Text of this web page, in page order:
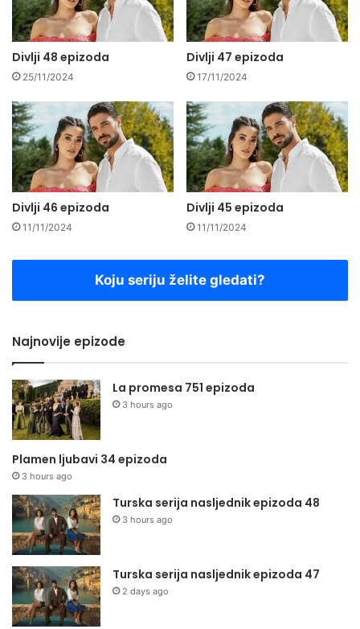
Divlji 48 epizoda
25/11/2024
Divlji 47 epizoda
17/11/2024
Divlji 46 epizoda
11/11/2024
Divlji 45 epizoda
11/11/2024
Koju seriju želite gledati?
Najnovije epizode
La promesa 751 epizoda
3 hours ago
Plamen ljubavi 34 epizoda
3 hours ago
Turska serija nasljednik epizoda 48
3 hours ago
Turska serija nasljednik epizoda 47
2 days ago